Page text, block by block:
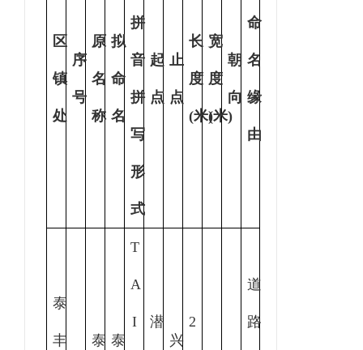
区
镇
处
序
号
原
名
称
拟
命
名
拼
音
拼
写
形
式
起
点
止
点
长
度
(米)
宽
度
(米)
朝
向
命
名
缘
由
泰
丰 泰 泰
T
A
I 潜
兴
2
道
路